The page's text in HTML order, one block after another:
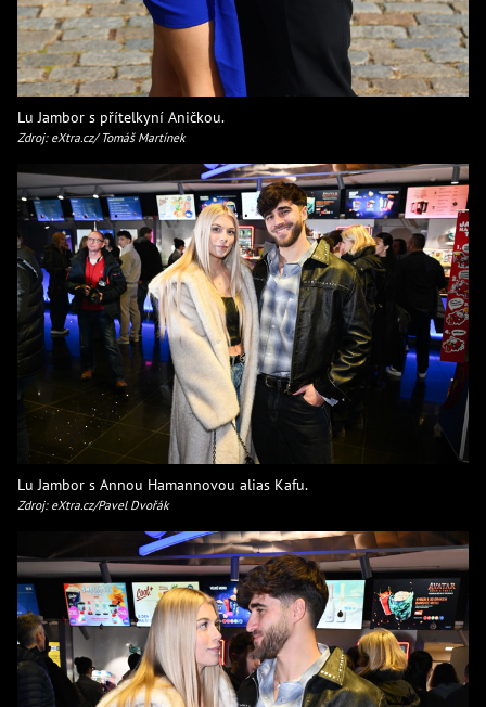
Lu Jambor s přítelkyní Aničkou.
Zdroj: eXtra.cz/ Tomáš Martínek
Lu Jambor s Annou Hamannovou alias Kafu.
Zdroj: eXtra.cz/Pavel Dvořák